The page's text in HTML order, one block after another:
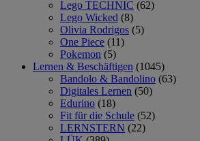
Lego TECHNIC (62)
Lego Wicked (8)
Olivia Rodrigos (5)
One Piece (11)
Pokemon (5)
Lernen & Beschäftigen (1045)
Bandolo & Bandolino (63)
Digitales Lernen (50)
Edurino (18)
Fit für die Schule (52)
LERNSTERN (22)